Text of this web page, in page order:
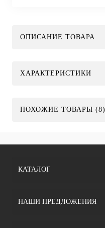
ОПИСАНИЕ ТОВАРА
ХАРАКТЕРИСТИКИ
ПОХОЖИЕ ТОВАРЫ (8)
КАТАЛОГ
НАШИ ПРЕДЛОЖЕНИЯ